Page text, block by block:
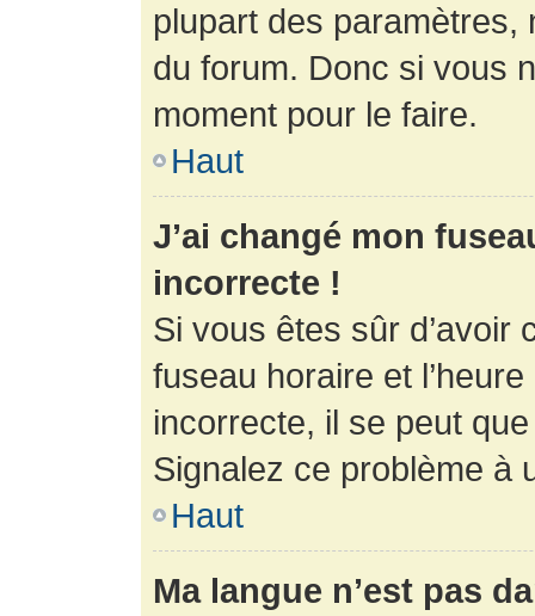
plupart des paramètres,
du forum. Donc si vous
moment pour le faire.
Haut
J’ai changé mon
incorrecte !
Si vous êtes sûr d’avoir
fuseau horaire et
incorrecte, il se peut
Signalez ce problème à
Haut
Ma langue n’est pas